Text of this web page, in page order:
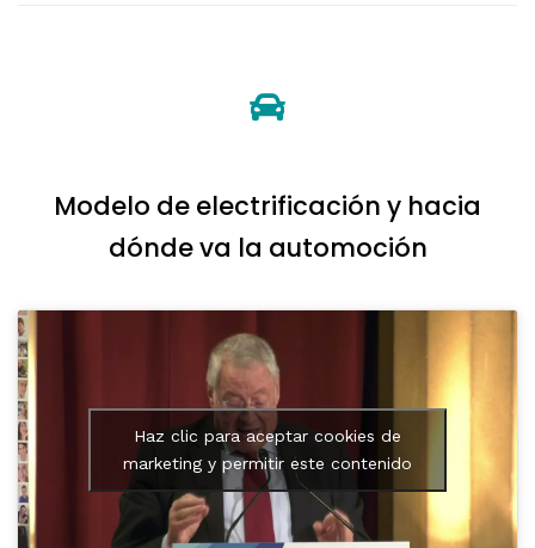
Modelo de electrificación y hacia
dónde va la automoción
Haz clic para aceptar cookies de
marketing y permitir este contenido